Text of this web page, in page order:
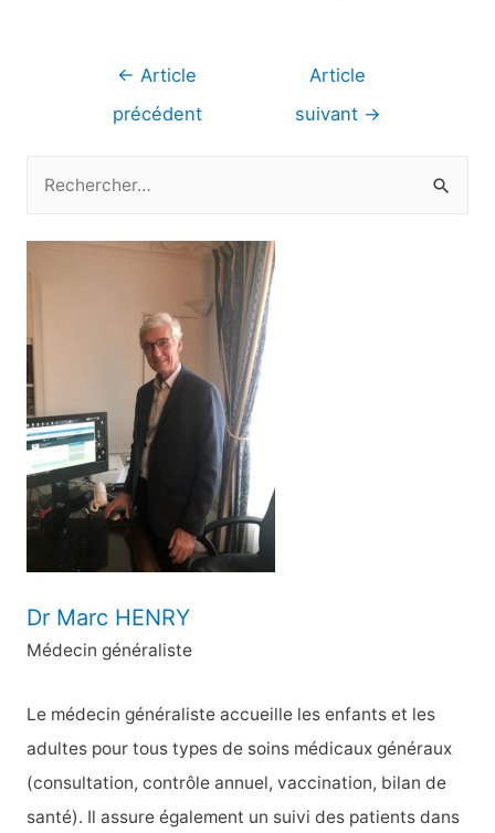
Navigation
← Article
précédent
Article
suivant →
c
h
r
c
h
e
r
Dr Marc HENRY
Médecin généraliste
Le médecin généraliste accueille les enfants et les
adultes pour tous types de soins médicaux généraux
(consultation, contrôle annuel, vaccination, bilan de
santé). Il assure également un suivi des patients dans